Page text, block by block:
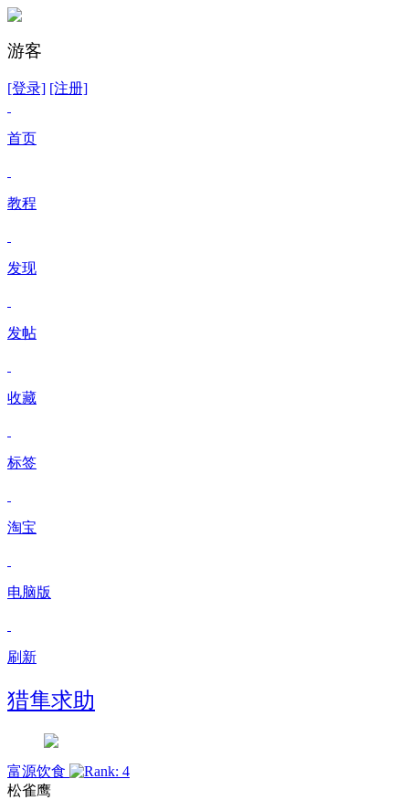
游客
[登录] [注册]
首页
教程
发现
发帖
收藏
标签
淘宝
电脑版
刷新
猎隼求助
富源饮食
松雀鹰